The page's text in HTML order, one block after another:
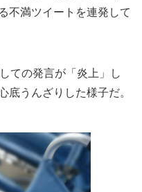
不満ツイートを連発して
ての発言が「炎上」し
底うんざりした様子だ。